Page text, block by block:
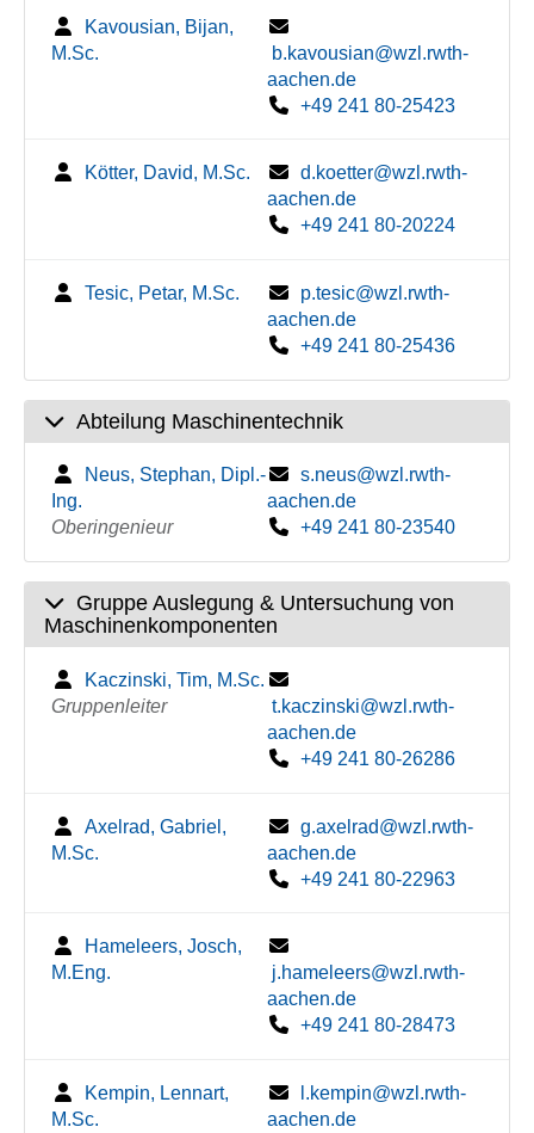
Kavousian, Bijan,
M.Sc.
b.kavousian@wzl.rwth-
aachen.de
+49 241 80-25423
Kötter, David, M.Sc.
d.koetter@wzl.rwth-
aachen.de
+49 241 80-20224
Tesic, Petar, M.Sc.
p.tesic@wzl.rwth-
aachen.de
+49 241 80-25436
Abteilung Maschinentechnik
Neus, Stephan, Dipl.-
Ing.
Oberingenieur
s.neus@wzl.rwth-
aachen.de
+49 241 80-23540
Gruppe Auslegung & Untersuchung von
Maschinenkomponenten
Kaczinski, Tim, M.Sc.
Gruppenleiter
t.kaczinski@wzl.rwth-
aachen.de
+49 241 80-26286
Axelrad, Gabriel,
M.Sc.
g.axelrad@wzl.rwth-
aachen.de
+49 241 80-22963
Hameleers, Josch,
M.Eng.
j.hameleers@wzl.rwth-
aachen.de
+49 241 80-28473
Kempin, Lennart,
M.Sc.
l.kempin@wzl.rwth-
aachen.de